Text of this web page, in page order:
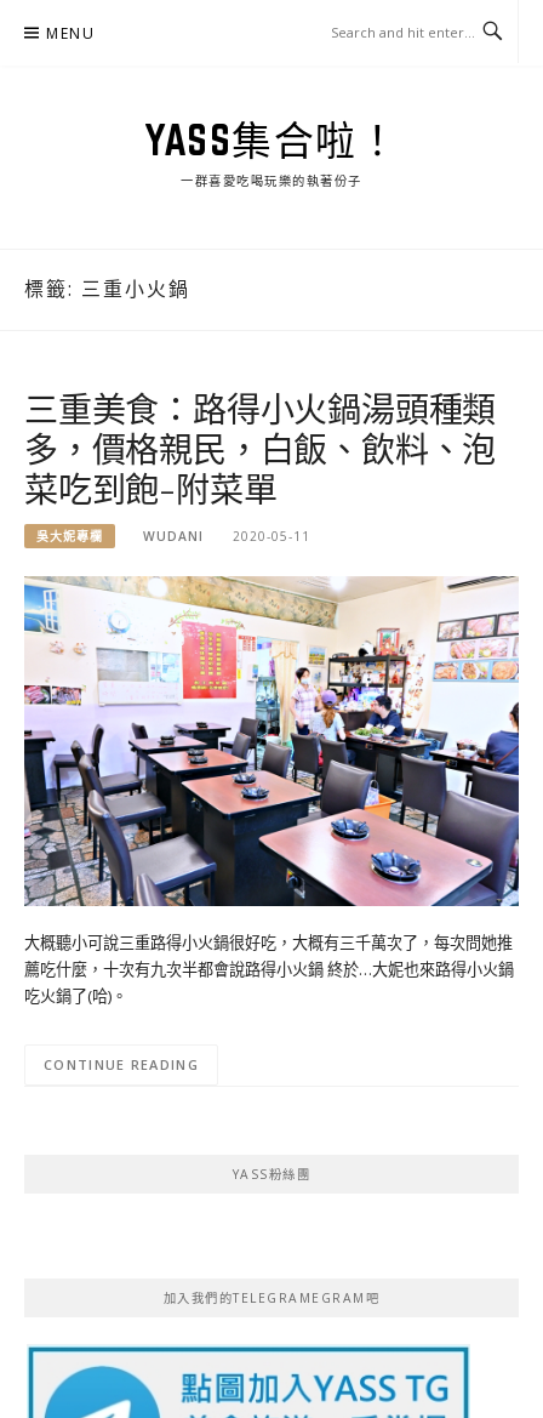
MENU
YASS集合啦！
一群喜愛吃喝玩樂的執著份子
標籤: 三重小火鍋
三重美食：路得小火鍋湯頭種類
多，價格親民，白飯、飲料、泡
菜吃到飽-附菜單
吳大妮專欄 WUDANI 2020-05-11
大概聽小可說三重路得小火鍋很好吃，大概有三千萬次了，每次問她推
薦吃什麼，十次有九次半都會說路得小火鍋 終於…大妮也來路得小火鍋
吃火鍋了(哈)。
CONTINUE READING
YASS粉絲團
加入我們的TELEGRAMEGRAM吧